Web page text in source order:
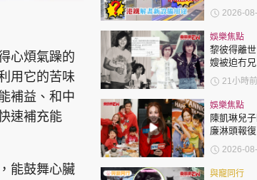
Copyright © 東周網 版權所有 . 不得轉載
心煩氣躁的
用它的苦味
補益、和中
速補充能
能鼓舞心臟
鐵解畫新設
2026-
娛樂焦點
黎彼得離
嫂被迫冇
許冠傑親
21小時前
娛樂焦點
陳凱琳兒
廉淋頭報
護子不力
表態「媽媽
2026-
與寵同行